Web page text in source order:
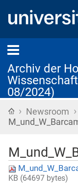
Archiv der
08/2024)
Startseite
› Newsroom ›
KB (64697 bytes)